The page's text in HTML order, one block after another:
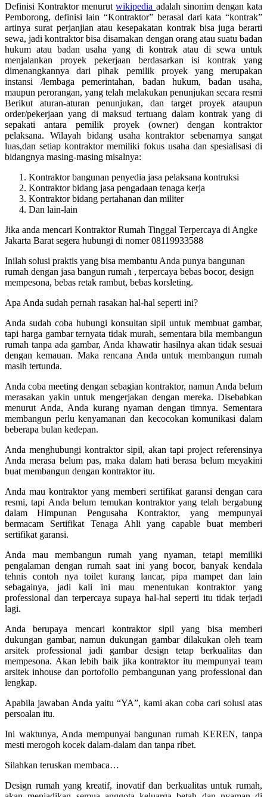
Definisi Kontraktor menurutwikipedia adalah sinonim dengan kata
Pemborong, definisi lain “Kontraktor” berasal dari kata “kontrak”
artinya surat perjanjian atau kesepakatan kontrak bisa juga berarti
sewa, jadi kontraktor bisa disamakan dengan orang atau suatu badan
hukum atau badan usaha yang di kontrak atau di sewa untuk
menjalankan proyek pekerjaan berdasarkan isi kontrak yang
dimenangkannya dari pihak pemilik proyek yang merupakan
instansi /lembaga pemerintahan, badan hukum, badan usaha,
maupun perorangan, yang telah melakukan penunjukan secara resmi
Berikut aturan-aturan penunjukan, dan target proyek ataupun
order/pekerjaan yang di maksud tertuang dalam kontrak yang di
sepakati antara pemilik proyek (owner) dengan kontraktor
pelaksana. Wilayah bidang usaha kontraktor sebenarnya sangat
luas,dan setiap kontraktor memiliki fokus usaha dan spesialisasi di
bidangnya masing-masing misalnya:
Kontraktor bangunan penyedia jasa pelaksana kontruksi
Kontraktor bidang jasa pengadaan tenaga kerja
Kontraktor bidang pertahanan dan militer
Dan lain-lain
Jika anda mencari Kontraktor Rumah Tinggal Terpercaya di Angke
Jakarta Barat segera hubungi di nomer 08119933588
Inilah solusi praktis yang bisa membantu Anda punya bangunan
rumah dengan jasa bangun rumah , terpercaya bebas bocor, design
mempesona, bebas retak rambut, bebas korsleting.
Apa Anda sudah pernah rasakan hal-hal seperti ini?
Anda sudah coba hubungi konsultan sipil untuk membuat gambar,
tapi harga gambar ternyata tidak murah, sementara bila membangun
rumah tanpa ada gambar, Anda khawatir hasilnya akan tidak sesuai
dengan kemauan. Maka rencana Anda untuk membangun rumah
masih tertunda.
Anda coba meeting dengan sebagian kontraktor, namun Anda belum
merasakan yakin untuk mengerjakan dengan mereka. Disebabkan
menurut Anda, Anda kurang nyaman dengan timnya. Sementara
membangun perlu kenyamanan dan kecocokan komunikasi dalam
beberapa bulan kedepan.
Anda menghubungi kontraktor sipil, akan tapi project referensinya
Anda merasa belum pas, maka dalam hati berasa belum meyakini
buat membangun dengan kontraktor itu.
Anda mau kontraktor yang memberi sertifikat garansi dengan cara
resmi, tapi Anda belum temukan kontraktor yang telah bergabung
dalam Himpunan Pengusaha Kontraktor, yang mempunyai
bermacam Sertifikat Tenaga Ahli yang capable buat memberi
sertifikat garansi.
Anda mau membangun rumah yang nyaman, tetapi memiliki
pengalaman dengan rumah saat ini yang bocor, banyak kendala
tehnis contoh nya toilet kurang lancar, pipa mampet dan lain
sebagainya, jadi kali ini mau menentukan kontraktor yang
professional dan terpercaya supaya hal-hal seperti itu tidak terjadi
lagi.
Anda berupaya mencari kontraktor sipil yang bisa memberi
dukungan gambar, namun dukungan gambar dilakukan oleh team
arsitek professional jadi gambar design tetap berkualitas dan
mempesona. Akan lebih baik jika kontraktor itu mempunyai team
arsitek inhouse dan portofolio pembangunan yang professional dan
lengkap.
Apabila jawaban Anda yaitu “YA”, kami akan coba cari solusi atas
persoalan itu.
Ini waktunya, Anda mempunyai bangunan rumah KEREN, tanpa
mesti merogoh kocek dalam-dalam dan tanpa ribet.
Silahkan teruskan membaca…
Design rumah yang kreatif, inovatif dan berkualitas untuk rumah,